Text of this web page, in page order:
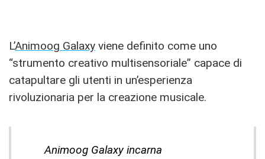
L’Animoog Galaxy viene definito come uno
“strumento creativo multisensoriale” capace di
catapultare gli utenti in un’esperienza
rivoluzionaria per la creazione musicale.
Animoog Galaxy incarna